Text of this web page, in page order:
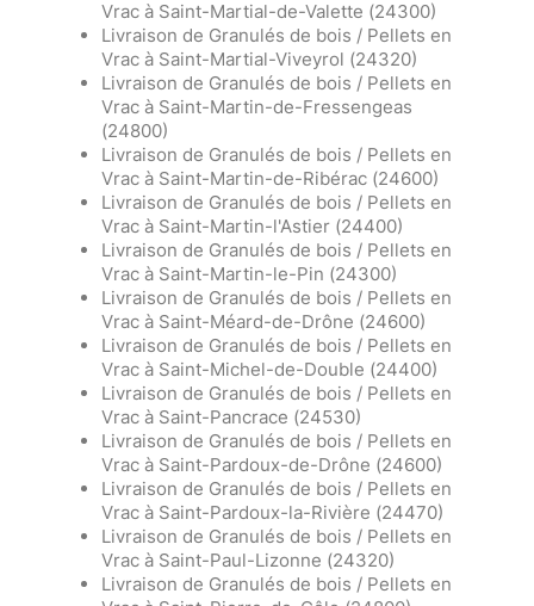
Vrac à Saint-Martial-de-Valette (24300)
Livraison de Granulés de bois / Pellets en
Vrac à Saint-Martial-Viveyrol (24320)
Livraison de Granulés de bois / Pellets en
Vrac à Saint-Martin-de-Fressengeas
(24800)
Livraison de Granulés de bois / Pellets en
Vrac à Saint-Martin-de-Ribérac (24600)
Livraison de Granulés de bois / Pellets en
Vrac à Saint-Martin-l'Astier (24400)
Livraison de Granulés de bois / Pellets en
Vrac à Saint-Martin-le-Pin (24300)
Livraison de Granulés de bois / Pellets en
Vrac à Saint-Méard-de-Drône (24600)
Livraison de Granulés de bois / Pellets en
Vrac à Saint-Michel-de-Double (24400)
Livraison de Granulés de bois / Pellets en
Vrac à Saint-Pancrace (24530)
Livraison de Granulés de bois / Pellets en
Vrac à Saint-Pardoux-de-Drône (24600)
Livraison de Granulés de bois / Pellets en
Vrac à Saint-Pardoux-la-Rivière (24470)
Livraison de Granulés de bois / Pellets en
Vrac à Saint-Paul-Lizonne (24320)
Livraison de Granulés de bois / Pellets en